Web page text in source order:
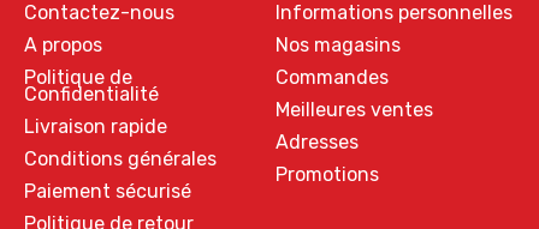
Contactez-nous
A propos
Politique de
Confidentialité
Livraison rapide
Conditions générales
Paiement sécurisé
Politique de retour
Informations personnelles
Nos magasins
Commandes
Meilleures ventes
Adresses
Promotions